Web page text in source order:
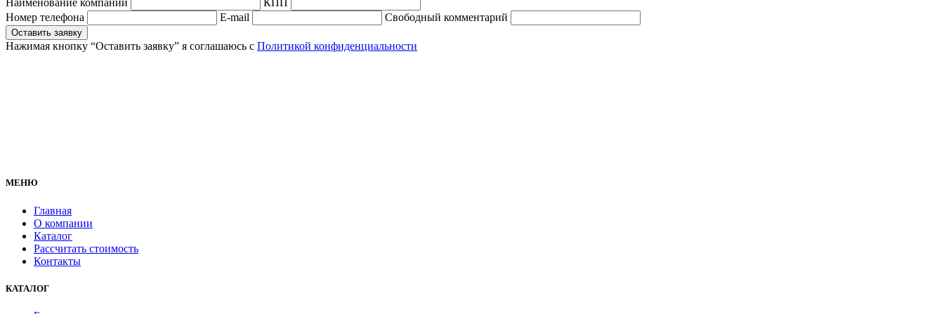
Наименование компании
КПП
Hомер телефона
E-mail Свободный комментарий
Оставить заявку
Нажимая кнопку “Оставить заявку” я соглашаюсь с Политикой конфиденциальности
МЕНЮ
Главная
О компании
Каталог
Рассчитать стоимость
Контакты
КАТАЛОГ